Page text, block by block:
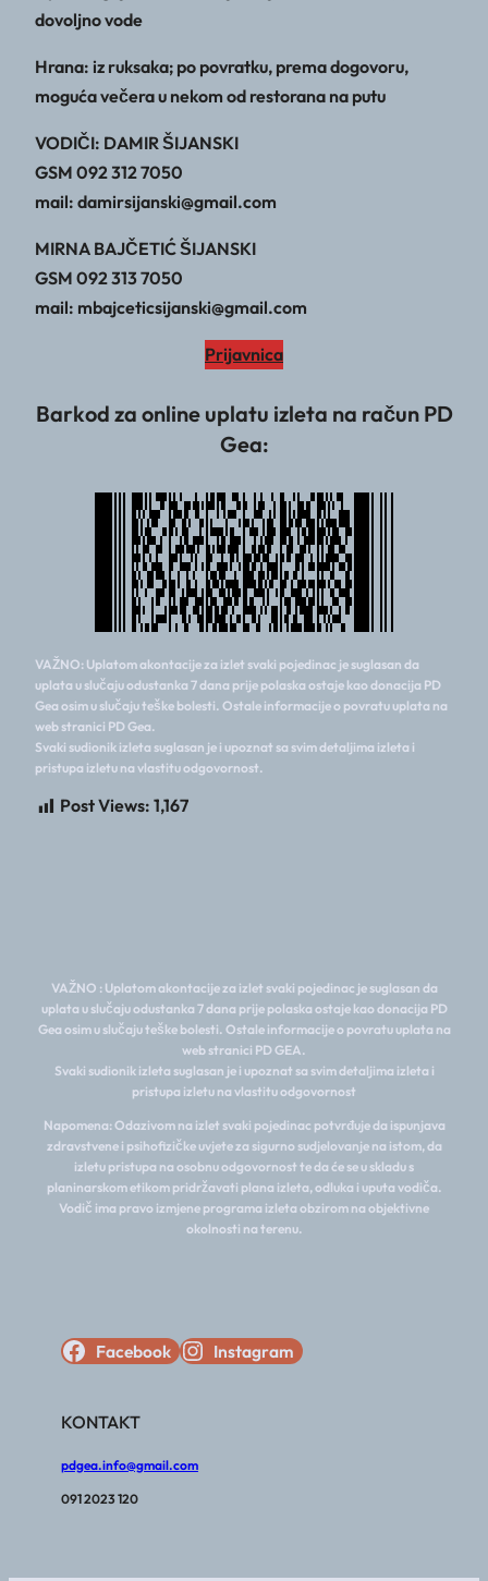
dovoljno vode
Hrana: iz ruksaka; po povratku, prema dogovoru,
moguća večera u nekom od restorana na putu
VODIČI: DAMIR ŠIJANSKI
GSM 092 312 7050
mail: damirsijanski@gmail.com
MIRNA BAJČETIĆ ŠIJANSKI
GSM 092 313 7050
mail: mbajceticsijanski@gmail.com
Prijavnica
Barkod za online uplatu izleta na račun PD
Gea:
VAŽNO: Uplatom akontacije za izlet svaki pojedinac je suglasan da
uplata u slučaju odustanka 7 dana prije polaska ostaje kao donacija PD
Gea osim u slučaju teške bolesti. Ostale informacije o povratu uplata na
web stranici PD Gea.
Svaki sudionik izleta suglasan je i upoznat sa svim detaljima izleta i
pristupa izletu na vlastitu odgovornost.
Post Views: 1,167
VAŽNO : Uplatom akontacije za izlet svaki pojedinac je suglasan da
uplata u slučaju odustanka 7 dana prije polaska ostaje kao donacija PD
Gea osim u slučaju teške bolesti. Ostale informacije o povratu uplata na
web stranici PD GEA.
Svaki sudionik izleta suglasan je i upoznat sa svim detaljima izleta i
pristupa izletu na vlastitu odgovornost
Napomena: Odazivom na izlet svaki pojedinac potvrđuje da ispunjava
zdravstvene i psihofizičke uvjete za sigurno sudjelovanje na istom, da
izletu pristupa na osobnu odgovornost te da će se u skladu s
planinarskom etikom pridržavati plana izleta, odluka i uputa vodiča.
Vodič ima pravo izmjene programa izleta obzirom na objektivne
okolnosti na terenu.
Facebook Instagram
KONTAKT
pdgea.info@gmail.com
091 2023 120